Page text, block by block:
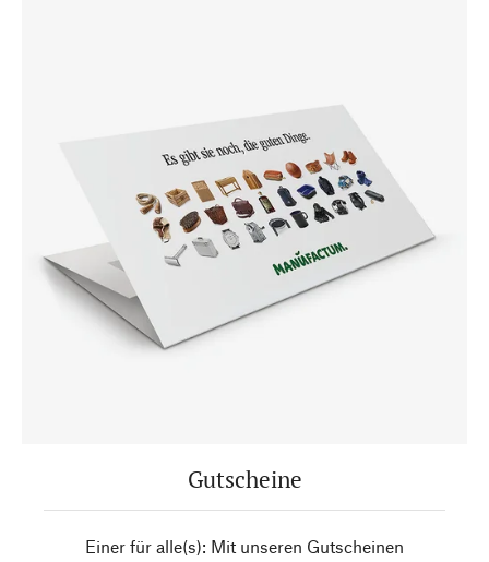
Gutscheine
Einer für alle(s): Mit unseren Gutscheinen